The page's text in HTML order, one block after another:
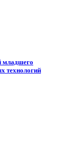
младшего
технологий